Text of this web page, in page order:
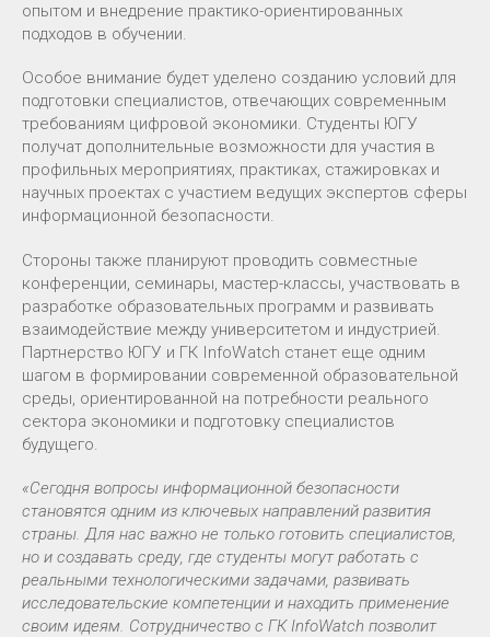
опытом и внедрение практико-ориентированных
подходов в обучении.
Особое внимание будет уделено созданию условий для
подготовки специалистов, отвечающих современным
требованиям цифровой экономики. Студенты ЮГУ
получат дополнительные возможности для участия в
профильных мероприятиях, практиках, стажировках и
научных проектах с участием ведущих экспертов сферы
информационной безопасности.
Стороны также планируют проводить совместные
конференции, семинары, мастер-классы, участвовать в
разработке образовательных программ и развивать
взаимодействие между университетом и индустрией.
Партнерство ЮГУ и ГК InfoWatch станет еще одним
шагом в формировании современной образовательной
среды, ориентированной на потребности реального
сектора экономики и подготовку специалистов
будущего.
«Сегодня вопросы информационной безопасности
становятся одним из ключевых направлений развития
страны. Для нас важно не только готовить специалистов,
но и создавать среду, где студенты могут работать с
реальными технологическими задачами, развивать
исследовательские компетенции и находить применение
своим идеям. Сотрудничество с ГК InfoWatch позволит